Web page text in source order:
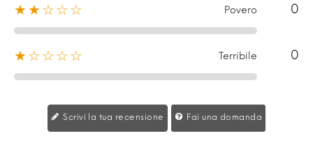
★★☆☆☆ Povero 0
★☆☆☆☆ Terribile 0
Scrivi la tua recensione Fai una domanda